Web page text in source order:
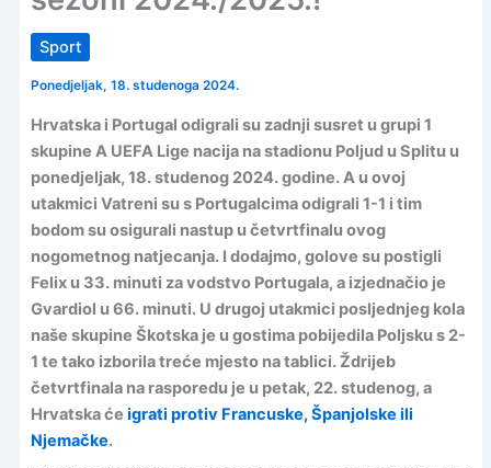
Sport
Ponedjeljak, 18. studenoga 2024.
Hrvatska i Portugal odigrali su zadnji susret u grupi 1
skupine A UEFA Lige nacija na stadionu Poljud u Splitu u
ponedjeljak, 18. studenog 2024. godine. A u ovoj
utakmici Vatreni su s Portugalcima odigrali 1-1 i tim
bodom su osigurali nastup u četvrtfinalu ovog
nogometnog natjecanja. I dodajmo, golove su postigli
Felix u 33. minuti za vodstvo Portugala, a izjednačio je
Gvardiol u 66. minuti. U drugoj utakmici posljednjeg kola
naše skupine Škotska je u gostima pobijedila Poljsku s 2-
1 te tako izborila treće mjesto na tablici. Ždrijeb
četvrtfinala na rasporedu je u petak, 22. studenog, a
Hrvatska će igrati protiv Francuske, Španjolske ili
Njemačke.